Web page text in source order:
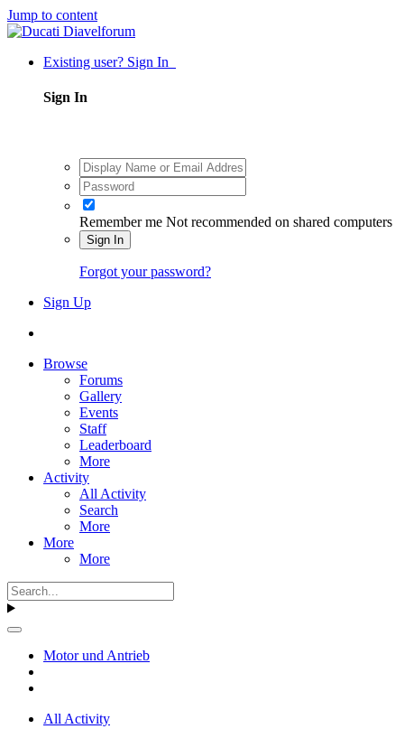
Jump to content
Existing user? Sign In
Sign In
Remember me Not recommended on shared computers
Sign In
Forgot your password?
Sign Up
Browse
Forums
Gallery
Events
Staff
Leaderboard
More
Activity
All Activity
Search
More
More
More
Motor und Antrieb
All Activity